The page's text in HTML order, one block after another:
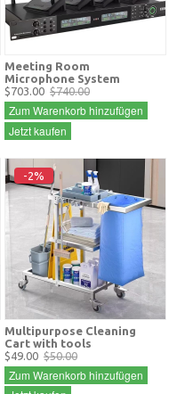
Meeting Room
Microphone System
$703.00 $740.00
Zum Warenkorb hinzufügen
Jetzt kaufen
-2%
Multipurpose Cleaning
Cart with tools
$49.00 $50.00
Zum Warenkorb hinzufügen